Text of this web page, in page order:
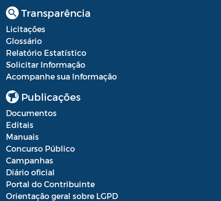
Transparência
Licitações
Glossário
Relatório Estatístico
Solicitar Informação
Acompanhe sua Informação
Publicações
Documentos
Editais
Manuais
Concurso Público
Campanhas
Diário oficial
Portal do Contribuinte
Orientação geral sobre LGPD